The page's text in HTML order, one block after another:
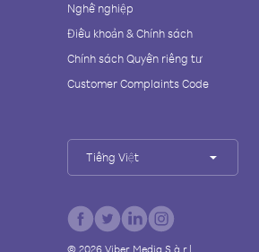
Nghề nghiệp
Điều khoản & Chính sách
Chính sách Quyền riêng tư
Customer Complaints Code
Tiếng Việt
© 2026Viber Media S.à r.l.